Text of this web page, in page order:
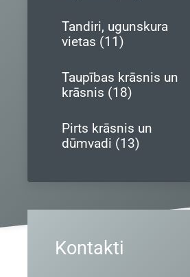
Tandiri, ugunskura
vietas (11)
Taupības krāsnis un
krāsnis (18)
Pirts krāsnis un
dūmvadi (13)
Kontakti